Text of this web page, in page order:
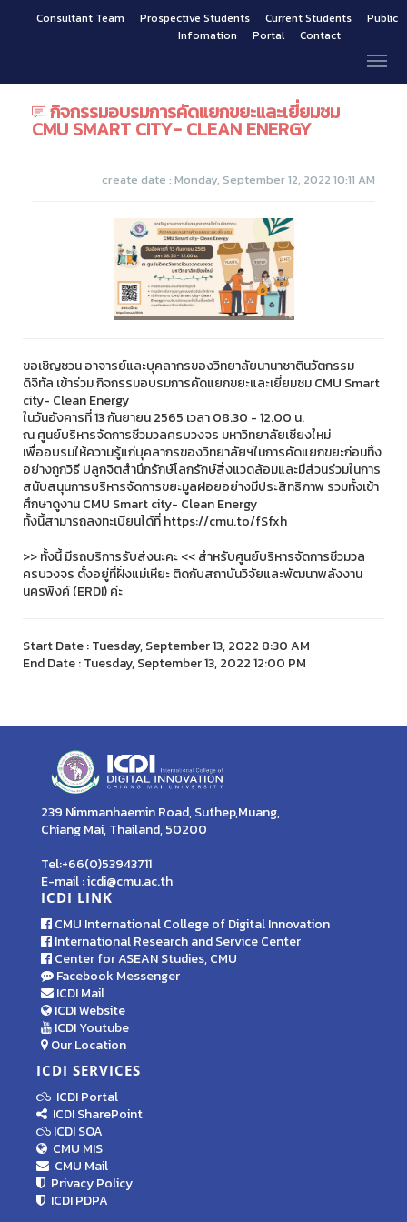
Consultant Team Prospective Students Current Students
Public
Infomation
Portal Contact
กิจกรรมอบรมการคัดแยกขยะและเยี่ยมชม
CMU SMART CITY- CLEAN ENERGY
create date : Monday, September 12, 2022 10:11 AM
ขอเชิญชวน อาจารย์และบุคลากรของวิทยาลัยนานาชาตินวัตกรรม
ดิจิทัล เข้าร่วม กิจกรรมอบรมการคัดแยกขยะและเยี่ยมชม CMU Smart
city- Clean Energy
ในวันอังคารที่ 13 กันยายน 2565 เวลา 08.30 - 12.00 น.
ณ ศูนย์บริหารจัดการชีวมวลครบวงจร มหาวิทยาลัยเชียงใหม่
เพื่ออบรมให้ความรู้แก่บุคลากรของวิทยาลัยฯในการคัดแยกขยะก่อนทิ้ง
อย่างถูกวิธี ปลูกจิตสำนึกรักษ์โลกรักษ์สิ่งแวดล้อมและมีส่วนร่วมในการ
สนับสนุนการบริหารจัดการขยะมูลฝอยอย่างมีประสิทธิภาพ รวมทั้งเข้า
ศึกษาดูงาน CMU Smart city- Clean Energy
ทั้งนี้สามารถลงทะเบียนได้ที่ https://cmu.to/fSfxh
>> ทั้งนี้ มีรถบริการรับส่งนะคะ << สำหรับศูนย์บริหารจัดการชีวมวล
ครบวงจร ตั้งอยู่ที่ฝั่งแม่เหียะ ติดกับสถาบันวิจัยและพัฒนาพลังงาน
นครพิงค์ (ERDI) ค่ะ
Start Date : Tuesday, September 13, 2022 8:30 AM
End Date : Tuesday, September 13, 2022 12:00 PM
239 Nimmanhaemin Road, Suthep,Muang,
Chiang Mai, Thailand, 50200
Tel:+66(0)53943711
E-mail : icdi@cmu.ac.th
ICDI LINK
CMU International College of Digital Innovation
International Research and Service Center
Center for ASEAN Studies, CMU
Facebook Messenger
ICDI Mail
ICDI Website
ICDI Youtube
Our Location
ICDI SERVICES
ICDI Portal
ICDI SharePoint
ICDI SOA
CMU MIS
CMU Mail
Privacy Policy
ICDI PDPA